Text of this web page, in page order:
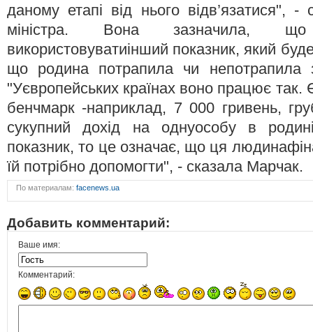
даному етапі від нього відв’язатися", -
міністра. Вона зазначила,
використовуватиінший показник, який
що родина потрапила чи непотрапила
"Уєвропейських країнах воно працює так.
бенчмарк -наприклад, 7 000 гривень,
сукупний дохід на однуособу в
показник, то це означає, що ця
їй потрібно допомогти", - сказала Марчак.
По материалам: facenews.ua
Добавить комментарий:
Ваше имя:
Комментарий: